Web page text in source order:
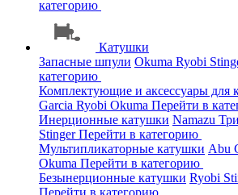
категорию
Катушки
Запасные шпули Okuma Ryobi
категорию
Комплектующие и аксессуары для
Garcia Ryobi Okuma Перейти в
Инерционные катушки Namazu
StingerПерейти в категорию
Мультипликаторные катушки Abu
Okuma Перейти в категорию
Безынерционные катушки Ryobi
Перейти в категорию